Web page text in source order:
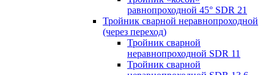
равнопроходной 45° SDR 21
Тройник сварной неравнопроходной
(через переход)
Тройник сварной
неравнопроходной SDR 11
Тройник сварной